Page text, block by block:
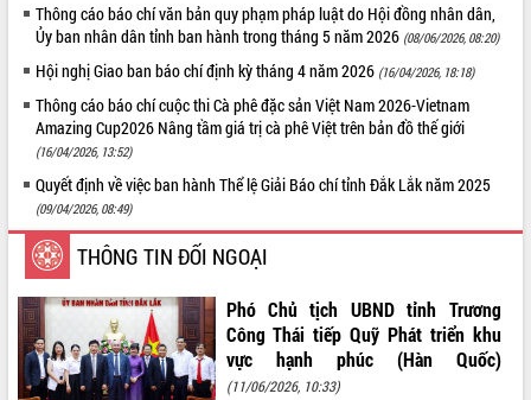
VIDEO
Loading the player...
Lễ truy tặng danh hiệu “Bà Mẹ Việt
Nam Anh hùng” và trao Huân chương
Lao động
Thông cáo báo chí văn bản quy phạm pháp luật do Hội đồng nhân dân,
Ủy ban nhân dân tỉnh ban hành trong tháng 5 năm 2026 (08/06/2026, 08:20)
Hội nghị Giao ban báo chí định kỳ tháng 4 năm 2026 (16/04/2026, 18:18)
Thông cáo báo chí cuộc thi Cà phê đặc sản Việt Nam 2026-Vietnam
Amazing Cup2026 Nâng tầm giá trị cà phê Việt trên bản đồ thế giới
(16/04/2026, 13:52)
Quyết định về việc ban hành Thể lệ Giải Báo chí tỉnh Đắk Lắk năm 2025
(09/04/2026, 08:49)
THÔNG TIN ĐỐI NGOẠI
Phó Chủ tịch UBND tỉnh Trương
Công Thái tiếp Quỹ Phát triển khu
vực hạnh phúc (Hàn Quốc)
(11/06/2026, 10:33)